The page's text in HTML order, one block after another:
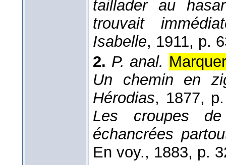
taillader au
trouvait
Isabelle, 1911, p.
2. P. anal.
Un chemin en
Hérodias, 1877,
Les croupes
échancrées
En voy., 1883, p.